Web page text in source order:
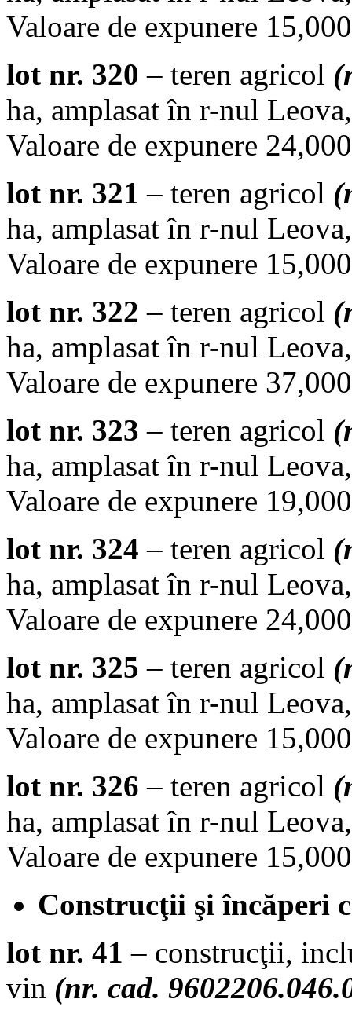
Valoare de expunere
lot nr. 320 – teren agricol
ha, amplasat în r-nul
Valoare de expunere
lot nr. 321 – teren agricol
ha, amplasat în r-nul
Valoare de expunere
lot nr. 322 – teren agricol
ha, amplasat în r-nul
Valoare de expunere
lot nr. 323 – teren agricol
ha, amplasat în r-nul
Valoare de expunere
lot nr. 324 – teren agricol
ha, amplasat în r-nul
Valoare de expunere
lot nr. 325 – teren agricol
ha, amplasat în r-nul
Valoare de expunere
lot nr. 326 – teren agricol
ha, amplasat în r-nul
Valoare de expunere
Construcţii şi încăperi
lot nr. 41 – construcţii,
vin (nr. cad.